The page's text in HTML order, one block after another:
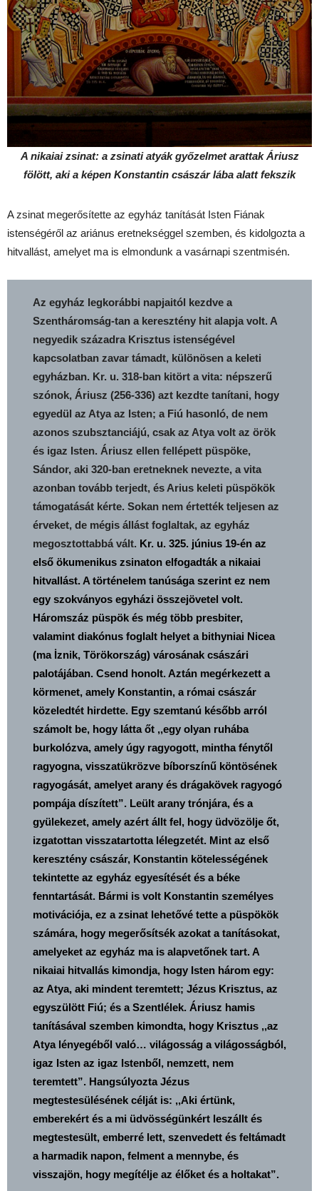
A nikaiai zsinat: a zsinati atyák győzelmet arattak Áriusz
fölött, aki a képen Konstantin császár lába alatt fekszik
A zsinat megerősítette az egyház tanítását Isten Fiának
istenségéről az ariánus eretnekséggel szemben, és kidolgozta a
hitvallást, amelyet ma is elmondunk a vasárnapi szentmisén.
Az egyház legkorábbi napjaitól kezdve a
Szentháromság-tan a keresztény hit alapja volt. A
negyedik századra Krisztus istenségével
kapcsolatban zavar támadt, különösen a keleti
egyházban. Kr. u. 318-ban kitört a vita: népszerű
szónok, Áriusz (256-336) azt kezdte tanítani, hogy
egyedül az Atya az Isten; a Fiú hasonló, de nem
azonos szubsztanciájú, csak az Atya volt az örök
és igaz Isten. Áriusz ellen fellépett püspöke,
Sándor, aki 320-ban eretneknek nevezte, a vita
azonban tovább terjedt, és Arius keleti püspökök
támogatását kérte. Sokan nem értették teljesen az
érveket, de mégis állást foglaltak, az egyház
megosztottabbá vált. Kr. u. 325. június 19-én az
első ökumenikus zsinaton elfogadták a nikaiai
hitvallást. A történelem tanúsága szerint ez nem
egy szokványos egyházi összejövetel volt.
Háromszáz püspök és még több presbiter,
valamint diakónus foglalt helyet a bithyniai Nicea
(ma İznik, Törökország) városának császári
palotájában. Csend honolt. Aztán megérkezett a
körmenet, amely Konstantin, a római császár
közeledtét hirdette. Egy szemtanú később arról
számolt be, hogy látta őt ,,egy olyan ruhába
burkolózva, amely úgy ragyogott, mintha fénytől
ragyogna, visszatükrözve bíborszínű köntösének
ragyogását, amelyet arany és drágakövek ragyogó
pompája díszített”. Leült arany trónjára, és a
gyülekezet, amely azért állt fel, hogy üdvözölje őt,
izgatottan visszatartotta lélegzetét. Mint az első
keresztény császár, Konstantin kötelességének
tekintette az egyház egyesítését és a béke
fenntartását. Bármi is volt Konstantin személyes
motivációja, ez a zsinat lehetővé tette a püspökök
számára, hogy megerősítsék azokat a tanításokat,
amelyeket az egyház ma is alapvetőnek tart. A
nikaiai hitvallás kimondja, hogy Isten három egy:
az Atya, aki mindent teremtett; Jézus Krisztus, az
egyszülött Fiú; és a Szentlélek. Áriusz hamis
tanításával szemben kimondta, hogy Krisztus ,,az
Atya lényegéből való… világosság a világosságból,
igaz Isten az igaz Istenből, nemzett, nem
teremtett”. Hangsúlyozta Jézus
megtestesülésének célját is: ,,Aki értünk,
emberekért és a mi üdvösségünkért leszállt és
megtestesült, emberré lett, szenvedett és feltámadt
a harmadik napon, felment a mennybe, és
visszajön, hogy megítélje az élőket és a holtakat”.